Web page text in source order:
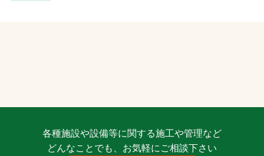
各種施設や設備等に関する施工や管理など
どんなことでも、お気軽にご相談下さい